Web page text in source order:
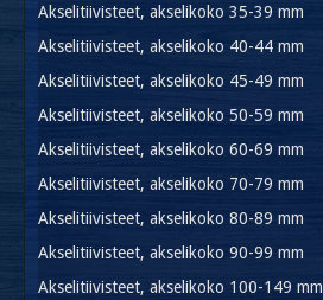
Akselitiivisteet, akselikoko 35-39 mm
Akselitiivisteet, akselikoko 40-44 mm
Akselitiivisteet, akselikoko 45-49 mm
Akselitiivisteet, akselikoko 50-59 mm
Akselitiivisteet, akselikoko 60-69 mm
Akselitiivisteet, akselikoko 70-79 mm
Akselitiivisteet, akselikoko 80-89 mm
Akselitiivisteet, akselikoko 90-99 mm
Akselitiivisteet, akselikoko 100-149 mm